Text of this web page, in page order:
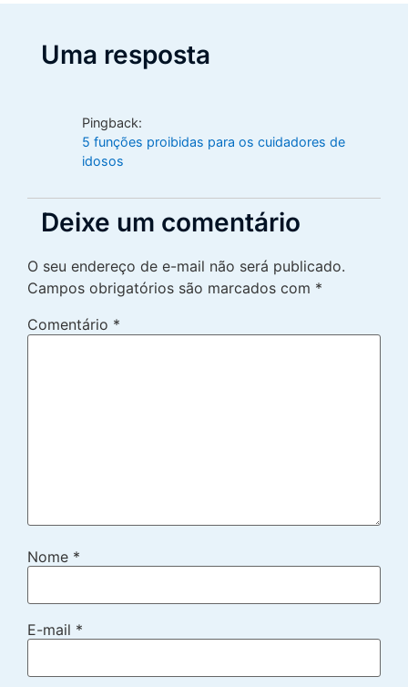
Uma resposta
Pingback:
5 funções proibidas para os cuidadores de
idosos
Deixe um comentário
O seu endereço de e-mail não será publicado.
Campos obrigatórios são marcados com *
Comentário *
Nome *
E-mail *